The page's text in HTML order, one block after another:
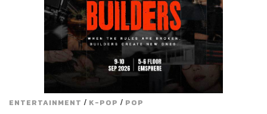
ENTERTAINMENT / K-POP / POP